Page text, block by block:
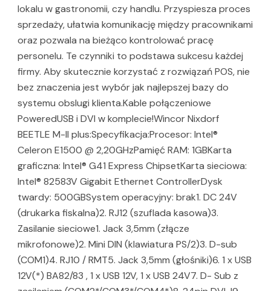
lokalu w gastronomii, czy handlu. Przyspiesza proces
sprzedaży, ułatwia komunikację między pracownikami
oraz pozwala na bieżąco kontrolować pracę
personelu. Te czynniki to podstawa sukcesu każdej
firmy. Aby skutecznie korzystać z rozwiązań POS, nie
bez znaczenia jest wybór jak najlepszej bazy do
systemu obslugi klienta.Kable połączeniowe
PoweredUSB i DVI w komplecie!Wincor Nixdorf
BEETLE M-II plus:Specyfikacja:Procesor: Intel®
Celeron E1500 @ 2,20GHzPamięć RAM: 1GBKarta
graficzna: Intel® G41 Express ChipsetKarta sieciowa:
Intel® 82583V Gigabit Ethernet ControllerDysk
twardy: 500GBSystem operacyjny: brak1. DC 24V
(drukarka fiskalna)2. RJ12 (szuflada kasowa)3.
Zasilanie sieciowe1. Jack 3,5mm (złącze
mikrofonowe)2. Mini DIN (klawiatura PS/2)3. D-sub
(COM1)4. RJ10 / RMT5. Jack 3,5mm (głośniki)6. 1 x USB
12V(*) BA82/83 , 1 x USB 12V, 1 x USB 24V7. D- Sub z